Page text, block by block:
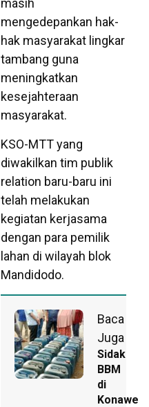
mengedepankan hak-
hak masyarakat lingkar
tambang guna
meningkatkan
kesejahteraan
masyarakat.
KSO-MTT yang
diwakilkan tim publik
relation baru-baru ini
telah melakukan
kegiatan kerjasama
dengan para pemilik
lahan di wilayah blok
Mandidodo.
Baca
Juga
Sidak
BBM
di
Konawe